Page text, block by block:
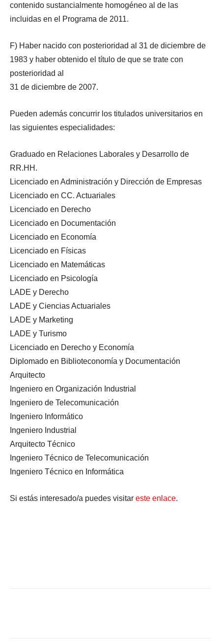
contenido sustancialmente homogéneo al de las
incluidas en el Programa de 2011.
F) Haber nacido con posterioridad al 31 de diciembre de
1983 y haber obtenido el título de que se trate con
posterioridad al
31 de diciembre de 2007.
Pueden además concurrir los titulados universitarios en
las siguientes especialidades:
Graduado en Relaciones Laborales y Desarrollo de
RR.HH.
Licenciado en Administración y Dirección de Empresas
Licenciado en CC. Actuariales
Licenciado en Derecho
Licenciado en Documentación
Licenciado en Economía
Licenciado en Físicas
Licenciado en Matemáticas
Licenciado en Psicología
LADE y Derecho
LADE y Ciencias Actuariales
LADE y Marketing
LADE y Turismo
Licenciado en Derecho y Economía
Diplomado en Biblioteconomía y Documentación
Arquitecto
Ingeniero en Organización Industrial
Ingeniero de Telecomunicación
Ingeniero Informático
Ingeniero Industrial
Arquitecto Técnico
Ingeniero Técnico de Telecomunicación
Ingeniero Técnico en Informática
Si estás interesado/a puedes visitar este enlace.